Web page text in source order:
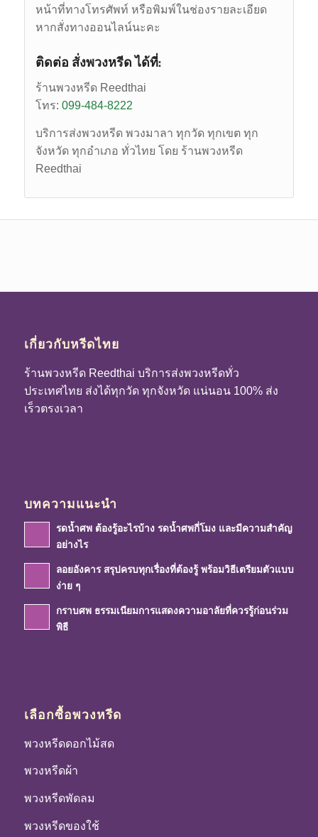
หน้าที่ทางโทรศัพท์ หรือพิมพ์ในช่องรายละเอียด
หากสั่งทางออนไลน์นะคะ
ติดต่อ สั่งพวงหรีด ได้ที่:
ร้านพวงหรีด Reedthai
โทร: 099-484-8222
บริการส่งพวงหรีด พวงมาลา ทุกวัด ทุกเขต ทุก
จังหวัด ทุกอำเภอ ทั่วไทย โดย ร้านพวงหรีด
Reedthai
เกี่ยวกับหรีดไทย
ร้านพวงหรีด Reedthai บริการส่งพวงหรีดทั่ว
ประเทศไทย ส่งได้ทุกวัด ทุกจังหวัด แน่นอน 100% ส่ง
เร็วตรงเวลา
บทความแนะนำ
รดน้ำศพ ต้องรู้อะไรบ้าง รดน้ำศพกี่โมง และมีความสำคัญ
อย่างไร
ลอยอังคาร สรุปครบทุกเรื่องที่ต้องรู้ พร้อมวิธีเตรียมตัวแบบ
ง่าย ๆ
กราบศพ ธรรมเนียมการแสดงความอาลัยที่ควรรู้ก่อนร่วม
พิธี
เลือกซื้อพวงหรีด
พวงหรีดดอกไม้สด
พวงหรีดผ้า
พวงหรีดพัดลม
พวงหรีดของใช้